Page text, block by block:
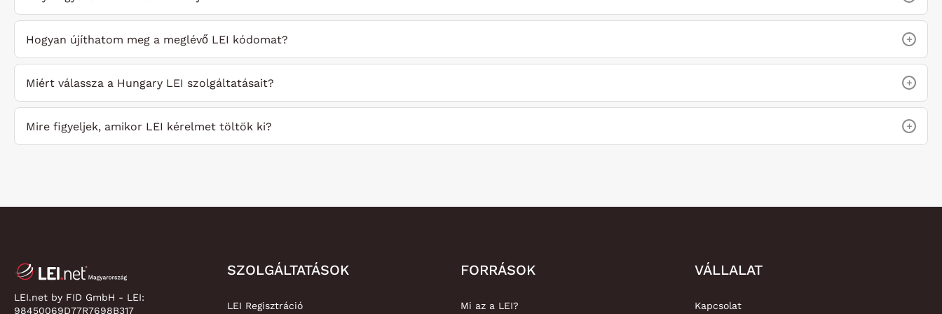
Hogyan újíthatom meg a meglévő LEI kódomat? +
Miért válassza a Hungary LEI szolgáltatásait? +
Mire figyeljek, amikor LEI kérelmet töltök ki? +
LEI.net by FID GmbH - LEI:
98450069D77R7698B317
SZOLGÁLTATÁSOK
LEI Regisztráció
FORRÁSOK
Mi az a LEI?
VÁLLALAT
Kapcsolat